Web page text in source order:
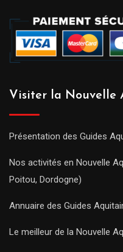
Visiter la Nouvelle
Présentation des Guides
Nos activités en Nouvelle
Poitou, Dordogne)
Annuaire des Guides
Le meilleur de la Nouvelle